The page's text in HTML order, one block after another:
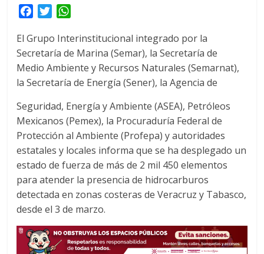
c
e
b
o
k
T
i
t
t
e
a
t
s
A
p
El Grupo Interinstitucional integrado por la
Secretaría de Marina (Semar), la Secretaría de
Medio Ambiente y Recursos Naturales (Semarnat),
la Secretaría de Energía (Sener), la Agencia de
Seguridad, Energía y Ambiente (ASEA), Petróleos
Mexicanos (Pemex), la Procuraduría Federal de
Protección al Ambiente (Profepa) y autoridades
estatales y locales informa que se ha desplegado un
estado de fuerza de más de 2 mil 450 elementos
para atender la presencia de hidrocarburos
detectada en zonas costeras de Veracruz y Tabasco,
desde el 3 de marzo.